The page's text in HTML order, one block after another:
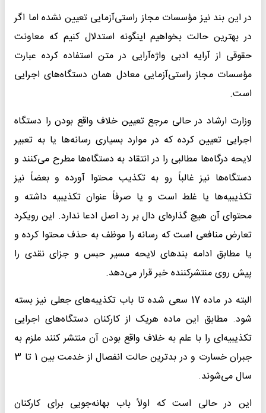
در این بند نیز مؤسسات مجاز راستی‌آزمایی تعیین نشده اما اگر
در بهترین حالت بخواهیم اینگونه استدلال کنیم که معاونت
حقوقی از آرایه ادبی واژه‌آرایی در متن استفاده کرده عبارت
مؤسسات مجاز راستی‌آزمایی معادل همان دستگاه‌های اجرایی
است.
وزارت ارشاد در حالی مرجع تعیین خلاف واقع بودن را دستگاه
اجرایی تعیین کرده که در موارد بسیاری رسانه‌ها یا به تعبیر
لایحه درگاه‌ها مطالبی را در انتقاد به دستگاه‌ها مطرح می‌کنند و
دستگاه‌ها نیز غالباً رو به تکذیب محتوا آورده و بعضاً نیز
تکذیبیه‌ها یا غلط است و یا صرفاً عنوان تکذیبیه داشته و
محتوای آن هیچ گذاره‌ای دال بر رد اصل ادعا ندارد. این رویکرد
تعارض منافعی است که رسانه را موظف به حذف محتوا کرده و
یا مطابق ادامه بندهای لایحه مسیر حبس و جزای نقدی را
پیش ‌روی منتشرکننده خبر قرار می‌دهد.
البته در ماده 17 سعی شده تا باب تکذیبه‌های جعلی نیز بسته
شود. مطابق این ماده هریک از کارکنان دستگاه‌های اجرایی
تکذیبیه‌ای را با علم به خلاف واقع بودن آن منتشر کنند ملزم به
جبران خسارت و در بدترین حالت انفصال از خدمت بین 1 تا 3
سال می‌شوند.
این در حالی است که اولاً باب بهانه‌جویی برای کارکنان